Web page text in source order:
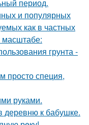
период.
и популярных
как в частных
масштабе:
грунта -
просто специя,
руками.
деревню к бабушке.